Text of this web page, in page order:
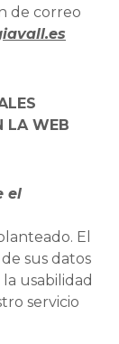
de correo
LA WEB
el
El
sus datos
usabilidad
servicio